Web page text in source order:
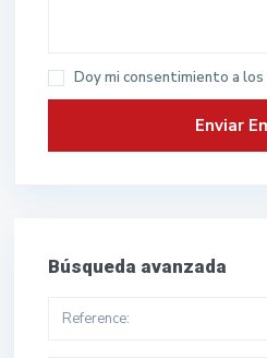
Doy mi consentimiento a los
Búsqueda avanzada